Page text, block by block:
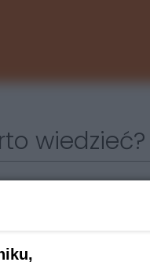
wiedzieć?
140 pasażerów
które działają